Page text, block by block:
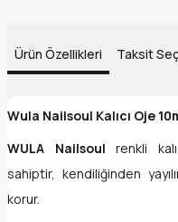
Ürün Özellikleri Taksit
Wula Nailsoul Kalıcı Oje
WULA Nailsoul renkli
sahiptir, kendiliğinden
korur.